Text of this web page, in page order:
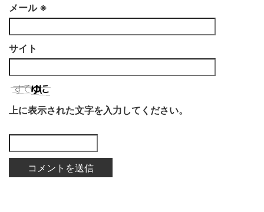
メール ※
サイト
上に表示された文字を入力してください。